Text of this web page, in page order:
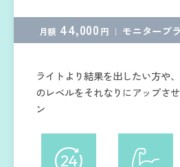
月額 44,000 円 ｜ モニタープ
ライトより結果を出したい方や
のレベルをそれなりにアップさ
ン